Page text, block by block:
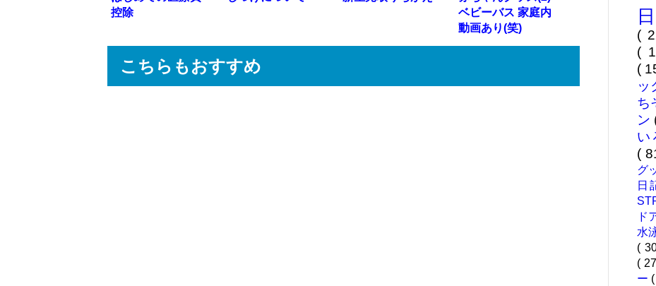
控除
ベビーバス 家庭内
動画あり(笑)
こちらもおすすめ
(
(
(
ッ
ち
ン
い
(
グ
日
ド
水
(
(
ー